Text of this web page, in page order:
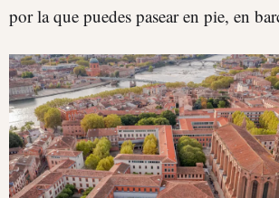
por la que puedes pasear en pie, en